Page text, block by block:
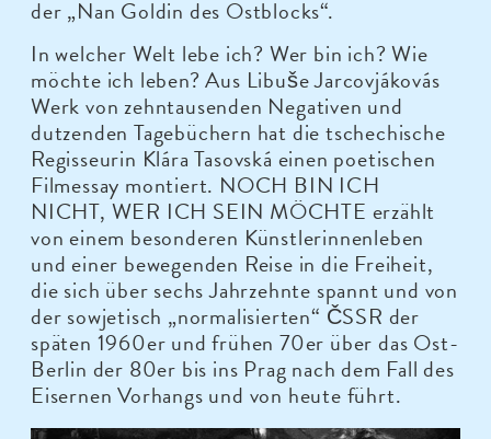
der „Nan Goldin des Ostblocks“.
In welcher Welt lebe ich? Wer bin ich? Wie
möchte ich leben? Aus Libuše Jarcovjákovás
Werk von zehntausenden Negativen und
dutzenden Tagebüchern hat die tschechische
Regisseurin Klára Tasovská einen poetischen
Filmessay montiert. NOCH BIN ICH
NICHT, WER ICH SEIN MÖCHTE erzählt
von einem besonderen Künstlerinnenleben
und einer bewegenden Reise in die Freiheit,
die sich über sechs Jahrzehnte spannt und von
der sowjetisch „normalisierten“ ČSSR der
späten 1960er und frühen 70er über das Ost-
Berlin der 80er bis ins Prag nach dem Fall des
Eisernen Vorhangs und von heute führt.